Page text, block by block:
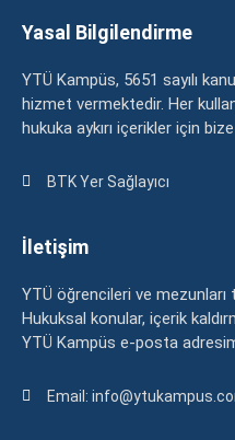
Yasal Bilgilendirme
YTÜ Kampüs, 5651 sayılı
hizmet vermektedir. Her
hukuka aykırı içerikler için
BTK Yer Sağlayıcı
İletişim
YTÜ öğrencileri ve
Hukuksal konular, içerik
YTÜ Kampüs e-posta
Email: